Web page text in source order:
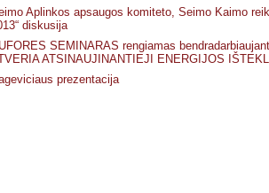
Aplinkos apsaugos komiteto, Seimo Kaimo
diskusija
SEMINARAS rengiamas
ATSINAUJINANTIEJI ENERGIJOS
prezentacija